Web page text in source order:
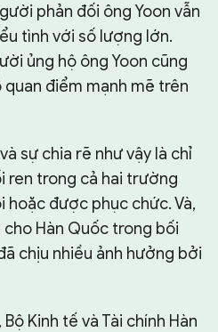
phản đối ông Yoon vẫn
tình với số lượng lớn.
ủng hộ ông Yoon cũng
điểm mạnh mẽ trên
sự chia rẽ như vậy là chỉ
ren trong cả hai trường
hoặc được phục chức. Và,
Hàn Quốc trong bối
chịu nhiều ảnh hưởng bởi
Kinh tế và Tài chính Hàn